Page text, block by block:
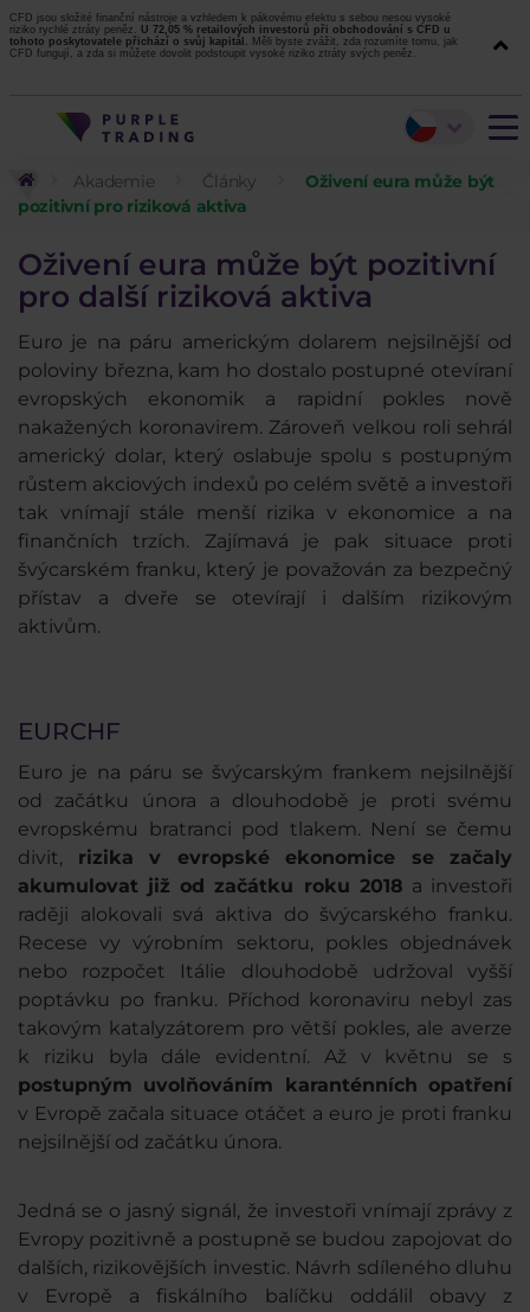
CFD jsou složité finanční nástroje a vzhledem k pákovému efektu s sebou nesou vysoké
riziko rychlé ztráty peněz. U 72,05 % retailových investorů při obchodování s CFD u
tohoto poskytovatele přichází o svůj kapitál. Měli byste zvážit, zda rozumíte tomu, jak
CFD fungují, a zda si můžete dovolit podstoupit vysoké riziko ztráty svých peněz.
Akademie Články
Oživení eura může být
pozitivní pro riziková aktiva
Oživení eura může být pozitivní
pro další riziková aktiva
Euro je na páru americkým dolarem nejsilnější od
poloviny března, kam ho dostalo postupné otevíraní
evropských ekonomik a rapidní pokles nově
nakažených koronavirem. Zároveň velkou roli sehrál
americký dolar, který oslabuje spolu s postupným
růstem akciových indexů po celém světě a investoři
tak vnímají stále menší rizika v ekonomice a na
finančních trzích. Zajímavá je pak situace proti
švýcarském franku, který je považován za bezpečný
přístav a dveře se otevírají i dalším rizikovým
aktivům.
EURCHF
Euro je na páru se švýcarským frankem nejsilnější
od začátku února
a dlouhodobě je proti svému
evropskému bratranci pod tlakem. Není se čemu
divit, rizika v evropské ekonomice se začaly
akumulovat již od začátku roku 2018 a investoři
raději alokovali svá aktiva do švýcarského franku.
Recese vy výrobním sektoru, pokles objednávek
nebo rozpočet Itálie dlouhodobě udržoval vyšší
poptávku po franku. Příchod koronaviru nebyl zas
takovým katalyzátorem pro větší pokles, ale averze
k riziku byla dále evidentní. Až v květnu se s
postupným uvolňováním karanténních opatření
v Evropě začala situace otáčet a euro je proti franku
nejsilnější od začátku února.
Jedná se o jasný signál, že investoři vnímají zprávy z
Evropy pozitivně a postupně se budou zapojovat do
dalších, rizikovějších investic. Návrh sdíleného dluhu
v Evropě a fiskálního balíčku oddálil obavy z